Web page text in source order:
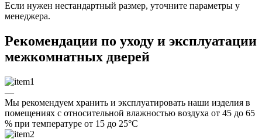
Если нужен нестандартный размер, уточните параметры у
менеджера.
Рекомендации по уходу и эксплуатации
межкомнатных дверей
—
Мы рекомендуем хранить и эксплуатировать наши изделия в
помещениях с относительной влажностью воздуха от 45 до 65
% при температуре от 15 до 25°C